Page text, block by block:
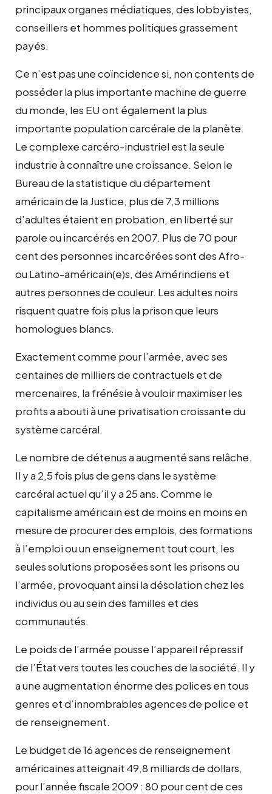
principaux organes médiatiques, des lobbyistes,
conseillers et hommes politiques grassement
payés.
Ce n’est pas une coïncidence si, non contents de
posséder la plus importante machine de guerre
du monde, les EU ont également la plus
importante population carcérale de la planète.
Le complexe carcéro-industriel est la seule
industrie à connaître une croissance. Selon le
Bureau de la statistique du département
américain de la Justice, plus de 7,3 millions
d’adultes étaient en probation, en liberté sur
parole ou incarcérés en 2007. Plus de 70 pour
cent des personnes incarcérées sont des Afro-
ou Latino-américain(e)s, des Amérindiens et
autres personnes de couleur. Les adultes noirs
risquent quatre fois plus la prison que leurs
homologues blancs.
Exactement comme pour l’armée, avec ses
centaines de milliers de contractuels et de
mercenaires, la frénésie à vouloir maximiser les
profits a abouti à une privatisation croissante du
système carcéral.
Le nombre de détenus a augmenté sans relâche.
Il y a 2,5 fois plus de gens dans le système
carcéral actuel qu’il y a 25 ans. Comme le
capitalisme américain est de moins en moins en
mesure de procurer des emplois, des formations
à l’emploi ou un enseignement tout court, les
seules solutions proposées sont les prisons ou
l’armée, provoquant ainsi la désolation chez les
individus ou au sein des familles et des
communautés.
Le poids de l’armée pousse l’appareil répressif
de l’État vers toutes les couches de la société. Il y
a une augmentation énorme des polices en tous
genres et d’innombrables agences de police et
de renseignement.
Le budget de 16 agences de renseignement
américaines atteignait 49,8 milliards de dollars,
pour l’année fiscale 2009 : 80 pour cent de ces